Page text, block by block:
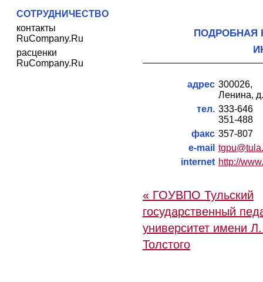
СОТРУДНИЧЕСТВО
контакты
RuCompany.Ru
расценки
RuCompany.Ru
ПОДРОБНАЯ
адрес
Ленина,
тел. 333-646
351-488
факс 357-807
e-mail
internet http://
« ГОУВПО Тульский
государственный
университет имени
Толстого